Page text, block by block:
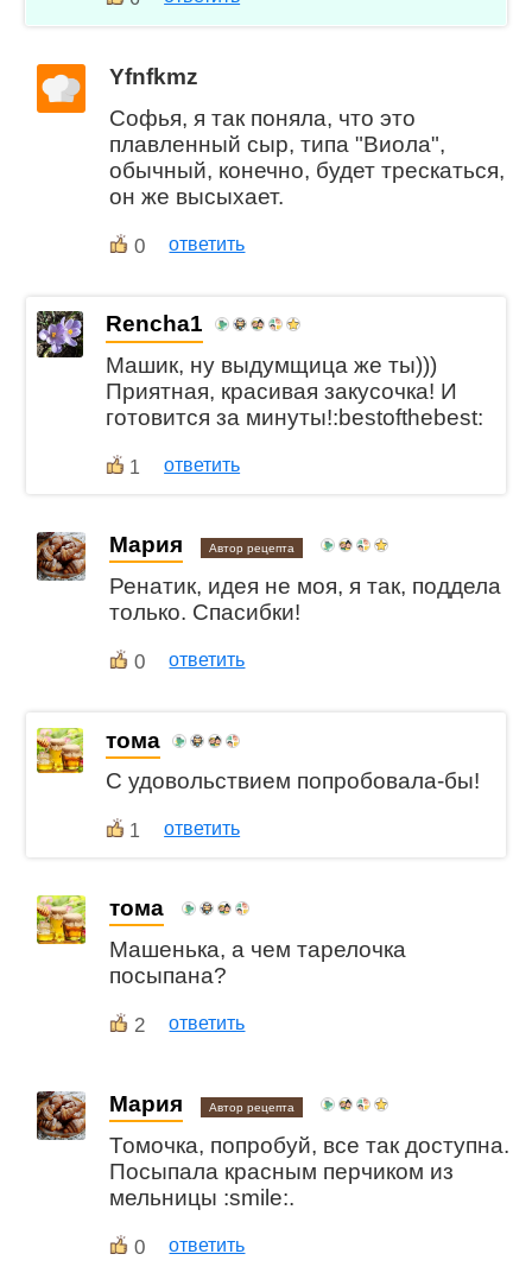
Yfnfkmz
Софья, я так поняла, что это
плавленный сыр, типа "Виола",
обычный, конечно, будет трескаться,
он же высыхает.
0 ответить
Rencha1
Машик, ну выдумщица же ты)))
Приятная, красивая закусочка! И
готовится за минуты!:bestofthebest:
1 ответить
Мария Автор рецепта
Ренатик, идея не моя, я так, поддела
только. Спасибки!
0 ответить
тома
С удовольствием попробовала-бы!
1 ответить
тома
Машенька, а чем тарелочка
посыпана?
2 ответить
Мария Автор рецепта
Томочка, попробуй, все так доступна.
Посыпала красным перчиком из
мельницы :smile:.
0 ответить